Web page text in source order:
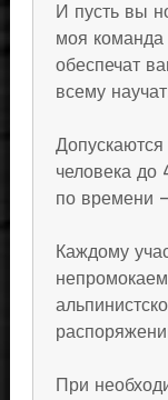
И пусть вы
моя команда
обеспечат
всему
человека до
по времени
Каждому
При